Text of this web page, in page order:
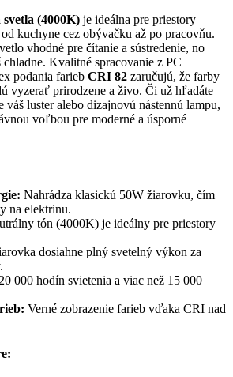
(4000K) je ideálna pre priestory
kuchyne cez obývačku až po pracovňu.
vhodné pre čítanie a sústredenie, no
Kvalitné spracovanie z PC
podania farieb CRI 82 zaručujú, že farby
vyzerať prirodzene a živo. Či už hľadáte
váš luster alebo dizajnovú nástennú lampu,
voľbou pre moderné a úsporné
Nahrádza klasickú 50W žiarovku, čím
na elektrinu.
tón (4000K) je ideálny pre priestory
dosiahne plný svetelný výkon za
000 hodín svietenia a viac než 15 000
Verné zobrazenie farieb vďaka CRI nad